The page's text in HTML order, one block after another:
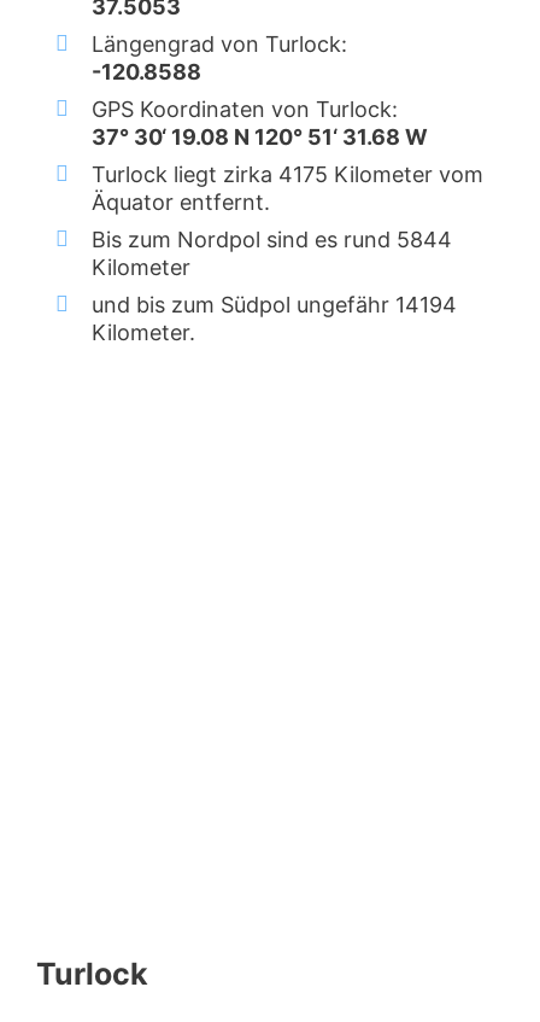
37.5053
Längengrad von Turlock:
-120.8588
GPS Koordinaten von Turlock:
37° 30‘ 19.08 N 120° 51‘ 31.68 W
Turlock liegt zirka 4175 Kilometer vom
Äquator entfernt.
Bis zum Nordpol sind es rund 5844
Kilometer
und bis zum Südpol ungefähr 14194
Kilometer.
Turlock